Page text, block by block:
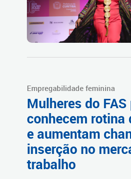
Empregabilidade feminina
Mulheres do
conhecem rotina
e aumentam
inserção no
trabalho